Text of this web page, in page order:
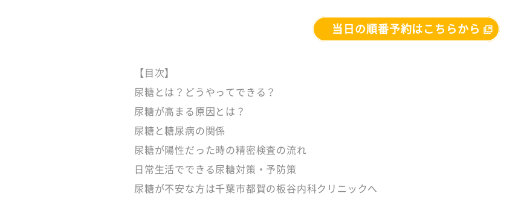
当日の順番予約はこちらから
【目次】
尿糖とは？どうやってできる？
尿糖が高まる原因とは？
尿糖と糖尿病の関係
尿糖が陽性だった時の精密検査の流れ
日常生活でできる尿糖対策・予防策
尿糖が不安な方は千葉市都賀の板谷内科クリニックへ